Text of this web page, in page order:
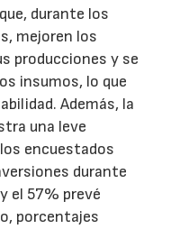
durante los
mejoren los
producciones y se
insumos, lo que
Además, la
una leve
encuestados
durante
el 57% prevé
porcentajes